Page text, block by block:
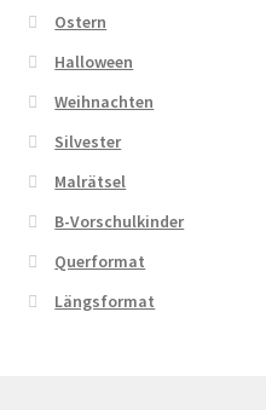
Ostern
Halloween
Weihnachten
Silvester
Malrätsel
B-Vorschulkinder
Querformat
Längsformat